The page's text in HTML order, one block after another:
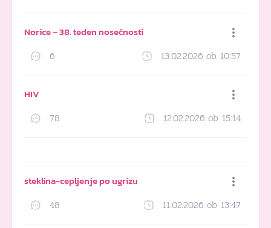
Norice – 38. teden nosečnosti
6 13.02.2026 ob 10:57
HIV
78 12.02.2026 ob 15:14
steklina-cepljenje po ugrizu
48 11.02.2026 ob 13:47